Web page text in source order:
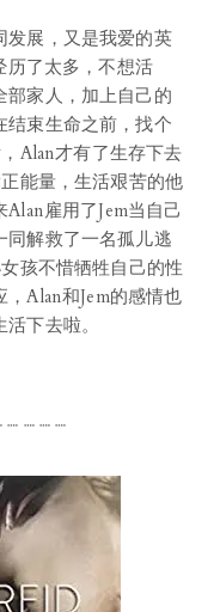
发展，又是我爱的英
历了太多，不想活
部家人，加上自己的
结束生命之前，找个
Alan才有了生存下去
能量，生活艰苦的他
雇用了Jem当自己
同解救了一名孤儿逃
孩不惜牺牲自己的性
Alan和Jem的感情也
下去啦。
┈ ┈ ┈